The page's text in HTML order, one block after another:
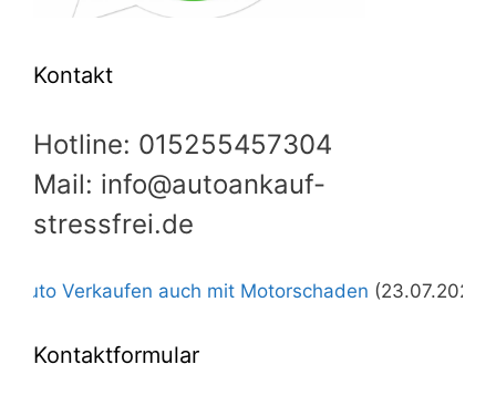
Kontakt
Hotline: 015255457304
Mail: info@autoankauf-
stressfrei.de
auch mit Motorschaden (23.07.2026)+++
Kontaktformular